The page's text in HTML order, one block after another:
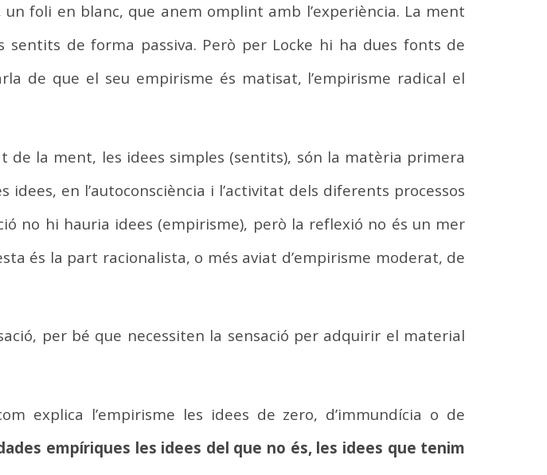
foli en blanc, que anem omplint amb l’experiència. La ment
de forma passiva. Però per Locke hi ha dues fonts de
de que el seu empirisme és matisat, l’empirisme radical el
de la ment, les idees simples (sentits), són la matèria primera
en l’autoconsciència i l’activitat dels diferents processos
no hi hauria idees (empirisme), però la reflexió no és un mer
és la part racionalista, o més aviat d’empirisme moderat, de
per bé que necessiten la sensació per adquirir el material
explica l’empirisme les idees de zero, d’immundícia o de
empíriques les idees del que no és, les idees que tenim